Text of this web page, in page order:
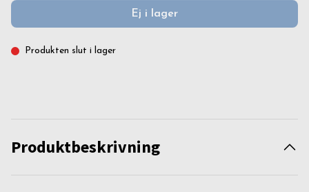
Ej i lager
Produkten slut i lager
Produktbeskrivning